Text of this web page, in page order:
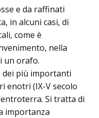
e da raffinati
in alcuni casi, di
come è
nella
un orafo.
dei più importanti
enotri (IX-V secolo
Si tratta di
importanza